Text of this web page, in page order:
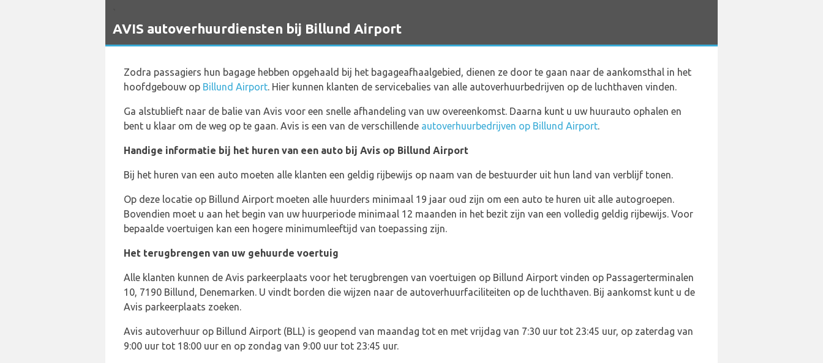
AVIS autoverhuurdiensten bij Billund Airport
Zodra passagiers hun bagage hebben opgehaald bij het bagageafhaalgebied, dienen ze door te gaan naar de aankomsthal in het
hoofdgebouw op Billund Airport. Hier kunnen klanten de servicebalies van alle autoverhuurbedrijven op de luchthaven vinden.
Ga alstublieft naar de balie van Avis voor een snelle afhandeling van uw overeenkomst. Daarna kunt u uw huurauto ophalen en
bent u klaar om de weg op te gaan. Avis is een van de verschillende autoverhuurbedrijven op Billund Airport.
Handige informatie bij het huren van een auto bij Avis op Billund Airport
Bij het huren van een auto moeten alle klanten een geldig rijbewijs op naam van de bestuurder uit hun land van verblijf tonen.
Op deze locatie op Billund Airport moeten alle huurders minimaal 19 jaar oud zijn om een auto te huren uit alle autogroepen.
Bovendien moet u aan het begin van uw huurperiode minimaal 12 maanden in het bezit zijn van een volledig geldig rijbewijs. Voor
bepaalde voertuigen kan een hogere minimumleeftijd van toepassing zijn.
Het terugbrengen van uw gehuurde voertuig
Alle klanten kunnen de Avis parkeerplaats voor het terugbrengen van voertuigen op Billund Airport vinden op Passagerterminalen
10, 7190 Billund, Denemarken. U vindt borden die wijzen naar de autoverhuurfaciliteiten op de luchthaven. Bij aankomst kunt u de
Avis parkeerplaats zoeken.
Avis autoverhuur op Billund Airport (BLL) is geopend van maandag tot en met vrijdag van 7:30 uur tot 23:45 uur, op zaterdag van
9:00 uur tot 18:00 uur en op zondag van 9:00 uur tot 23:45 uur.